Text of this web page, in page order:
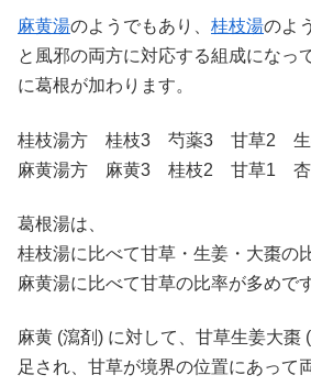
麻黄湯のようでもあり、 桂枝湯のよ
と風邪の両方に対応する組成になっ
に葛根が加わります。
桂枝湯方 桂枝3 芍薬3 甘草2
麻黄湯方 麻黄3 桂枝2 甘草1 杏
葛根湯は、
桂枝湯に比べて甘草・生姜・大棗の
麻黄湯に比べて甘草の比率が多めです
麻黄 (瀉剤) に対して、甘草生姜大棗
足され、甘草が境界の位置にあって